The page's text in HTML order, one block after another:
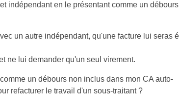
indépendant en le présentant comme un débours
un autre indépendant, qu'une facture lui seras
ne lui demander qu'un seul virement.
un débours non inclus dans mon CA auto-
refacturer le travail d'un sous-traitant ?